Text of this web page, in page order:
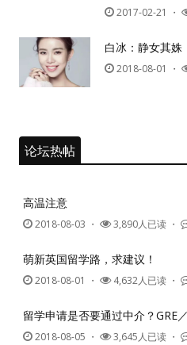
2017-02-21 ・
白冰：静女其姝
2018-08-01 ・
论坛热帖
高温注意
2018-08-03 ・ 3,890人已读 ・
萌新英国留学路，求建议！
2018-08-01 ・ 4,632人已读 ・
留学申请是否要通过中介？GRE
2018-08-05 ・ 3,645人已读 ・